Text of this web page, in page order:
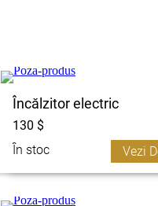
Încălzitor electric
130 $
În stoc
Vezi